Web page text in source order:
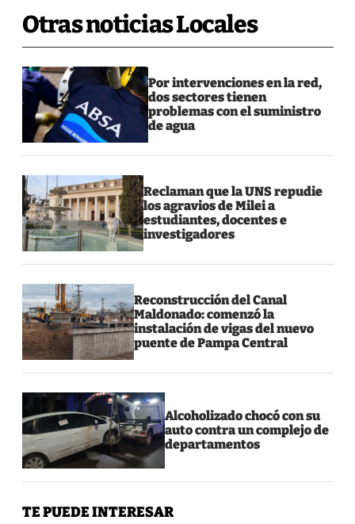
Otras noticias Locales
Por intervenciones en la red,
dos sectores tienen
problemas con el suministro
de agua
Reclaman que la UNS repudie
los agravios de Milei a
estudiantes, docentes e
investigadores
Reconstrucción del Canal
Maldonado: comenzó la
instalación de vigas del nuevo
puente de Pampa Central
Alcoholizado chocó con su
auto contra un complejo de
departamentos
TE PUEDE INTERESAR